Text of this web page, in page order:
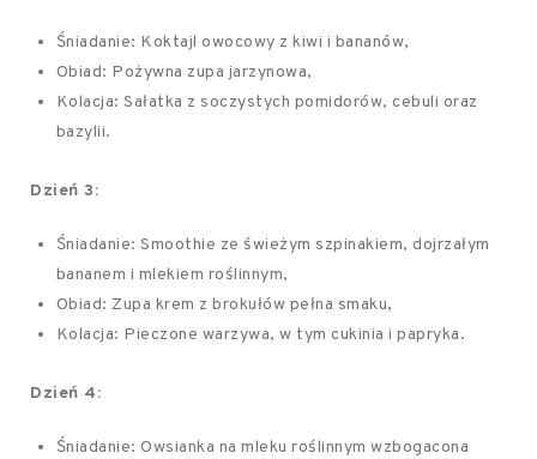
Śniadanie: Koktajl owocowy z kiwi i bananów,
Obiad: Pożywna zupa jarzynowa,
Kolacja: Sałatka z soczystych pomidorów, cebuli oraz
bazylii.
Dzień 3:
Śniadanie: Smoothie ze świeżym szpinakiem, dojrzałym
bananem i mlekiem roślinnym,
Obiad: Zupa krem z brokułów pełna smaku,
Kolacja: Pieczone warzywa, w tym cukinia i papryka.
Dzień 4:
Śniadanie: Owsianka na mleku roślinnym wzbogacona